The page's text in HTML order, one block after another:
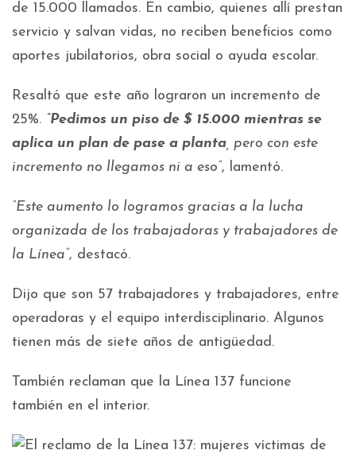
de 15.000 llamados. En cambio, quienes allí prestan
servicio y salvan vidas, no reciben beneficios como
aportes jubilatorios, obra social o ayuda escolar.
Resaltó que este año lograron un incremento de
25%. “Pedimos un piso de $ 15.000 mientras se
aplica un plan de pase a planta , pero con este
incremento no llegamos ni a eso”, lamentó.
“Este aumento lo logramos gracias a la lucha
organizada de los trabajadoras y trabajadores de
la Línea”, destacó.
Dijo que son 57 trabajadores y trabajadores, entre
operadoras y el equipo interdisciplinario. Algunos
tienen más de siete años de antigüedad.
También reclaman que la Línea 137 funcione
también en el interior.